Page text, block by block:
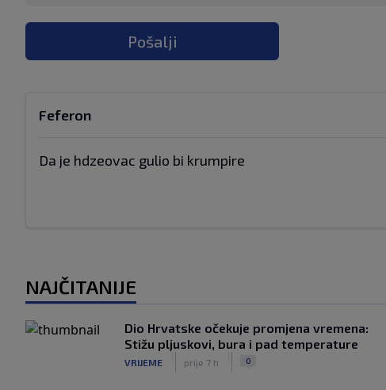
Pošalji
Feferon
Da je hdzeovac gulio bi krumpire
NAJČITANIJE
Dio Hrvatske očekuje promjena vremena:
Stižu pljuskovi, bura i pad temperature
VRIJEME prije 7 h 0